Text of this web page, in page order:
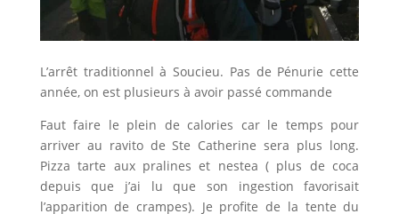
L’arrêt traditionnel à Soucieu. Pas de Pénurie cette
année, on est plusieurs à avoir passé commande
Faut faire le plein de calories car le temps pour
arriver au ravito de Ste Catherine sera plus long.
Pizza tarte aux pralines et nestea ( plus de coca
depuis que j’ai lu que son ingestion favorisait
l’apparition de crampes). Je profite de la tente du